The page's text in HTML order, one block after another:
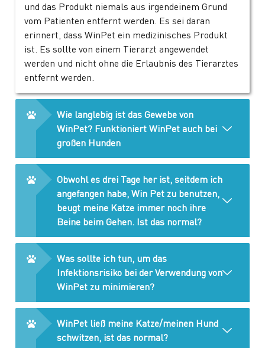
und das Produkt niemals aus irgendeinem Grund
vom Patienten entfernt werden. Es sei daran
erinnert, dass WinPet ein medizinisches Produkt
ist. Es sollte von einem Tierarzt angewendet
werden und nicht ohne die Erlaubnis des Tierarztes
entfernt werden.
Wie langlebig ist das Gewebe von
WinPet? Funktioniert WinPet auch bei
großen Hunden
Obwohl es drei Tage her ist, seitdem ich
angefangen habe, Win Pet zu benutzen,
beugt meine Katze immer noch ihre
Beine beim Gehen. Ist das normal?
Was sollte ich tun, um das
Infektionsrisiko bei der Verwendung von
WinPet zu minimieren?
WinPet ließ meine Katze/meinen Hund
schwitzen, ist das normal?